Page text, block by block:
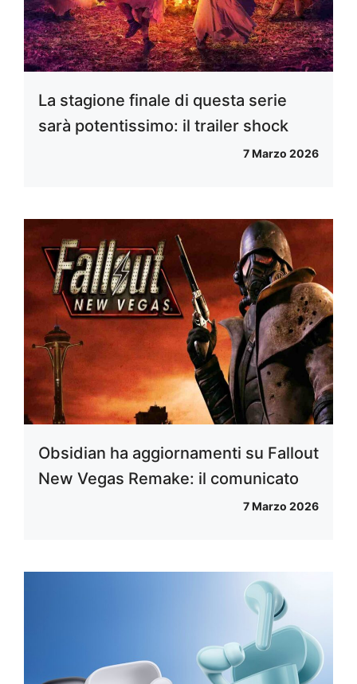
La stagione finale di questa serie
sarà potentissimo: il trailer shock
7 Marzo 2026
Obsidian ha aggiornamenti su Fallout
New Vegas Remake: il comunicato
7 Marzo 2026